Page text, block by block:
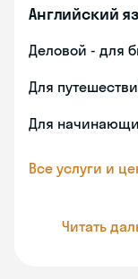
Английский
Деловой - для
Для
Для
Все услуги и
Читать